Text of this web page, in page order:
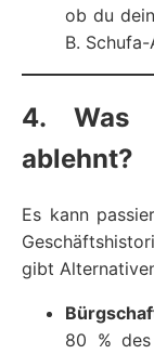
ob du
B.
4. Was
ablehnt?
Es kann
gibt
80 %